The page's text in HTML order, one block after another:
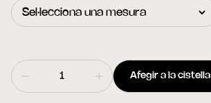
Afegir a la cistella